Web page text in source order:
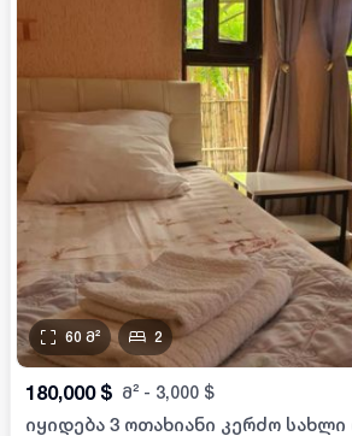
60 მ² 2
180,000 $ მ² - 3,000 $
იყიდება 3 ოთახიანი კერძო